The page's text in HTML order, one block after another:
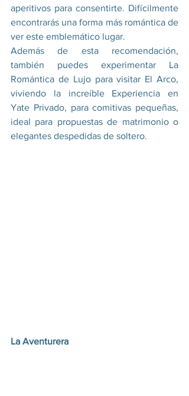
aperitivos para consentirte. Difícilmente
encontrarás una forma más romántica de
ver este emblemático lugar.
Además de esta recomendación,
también puedes experimentar La
Romántica de Lujo para visitar El Arco,
viviendo la increíble Experiencia en
Yate Privado, para comitivas pequeñas,
ideal para propuestas de matrimonio o
elegantes despedidas de soltero.
La Aventurera